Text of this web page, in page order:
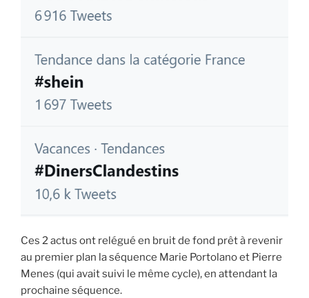
Ces 2 actus ont relégué en bruit de fond prêt à revenir
au premier plan la séquence Marie Portolano et Pierre
Menes (qui avait suivi le même cycle), en attendant la
prochaine séquence.